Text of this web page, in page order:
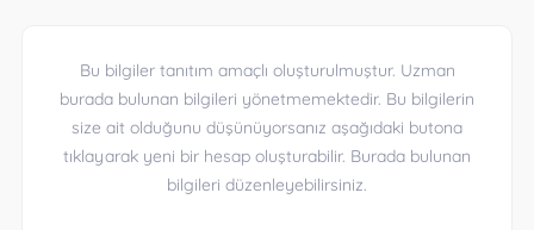
Bu bilgiler tanıtım amaçlı oluşturulmuştur. Uzman
burada bulunan bilgileri yönetmemektedir. Bu bilgilerin
size ait olduğunu düşünüyorsanız aşağıdaki butona
tıklayarak yeni bir hesap oluşturabilir. Burada bulunan
bilgileri düzenleyebilirsiniz.